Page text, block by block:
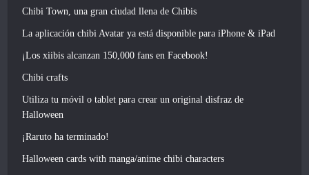
Chibi Town, una gran ciudad llena de Chibis
La aplicación chibi Avatar ya está disponible para iPhone & iPad
¡Los xiibis alcanzan 150,000 fans en Facebook!
Chibi crafts
Utiliza tu móvil o tablet para crear un original disfraz de
Halloween
¡Raruto ha terminado!
Halloween cards with manga/anime chibi characters